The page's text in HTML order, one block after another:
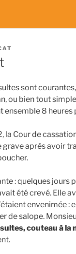
sont
ou bien tout
8 heures
la Cour de
après avoir
: quelques jours
été crevé. Elle
envenimée :
de salope.
couteau à la